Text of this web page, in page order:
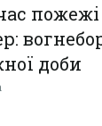
пожежі
доби